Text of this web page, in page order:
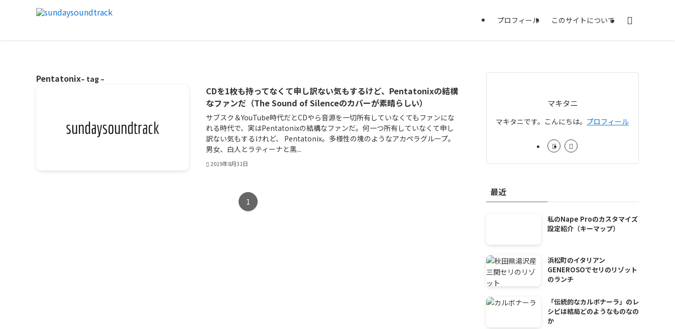
プロフィール このサイトについて
Pentatonix– tag –
CDを1枚も持ってなくて申し訳ない気もするけど、Pentatonixの結構
なファンだ（The Sound of Silenceのカバーが素晴らしい）
サブスク＆YouTube時代だとCDやら音源を一切所有していなくてもファンにな
れる時代で、実はPentatonixの結構なファンだ。何一つ所有していなくて申し
訳ない気もするけれど、 Pentatonix。多様性の塊のようなアカペラグループ。
男女、白人とラティーナと黒...
2019年8月31日
1
マキタニ
マキタニです。こんにちは。 プロフィール
最近
私のNape Proのカスタマイズ
設定紹介（キーマップ）
浜松町のイタリアン
GENEROSOでセリのリゾット
のランチ
「伝統的なカルボナーラ」のレ
シピは結局どのようなものなの
か